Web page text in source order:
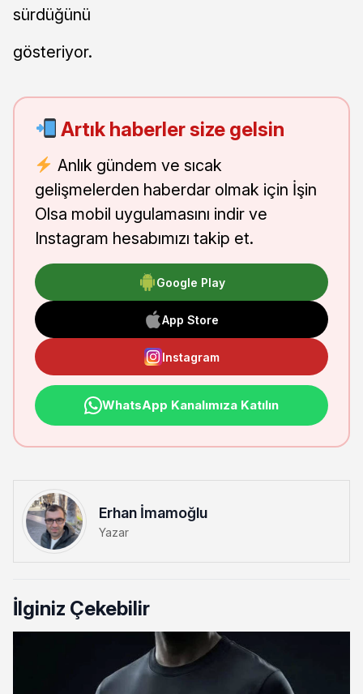
sürdüğünü
gösteriyor.
Artık haberler size gelsin
Anlık gündem ve sıcak
gelişmelerden haberdar olmak için İşin
Olsa mobil uygulamasını indir ve
Instagram hesabımızı takip et.
Google Play
App Store
Instagram
WhatsApp Kanalımıza Katılın
Erhan İmamoğlu
Yazar
İlginiz Çekebilir